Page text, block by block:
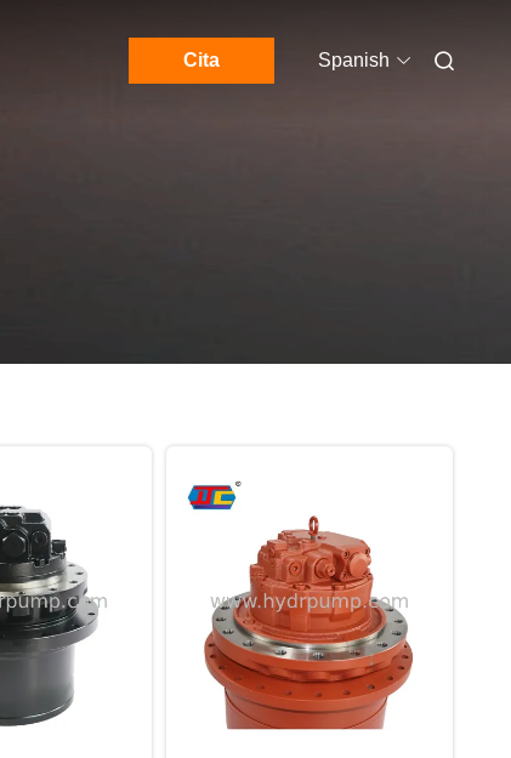
Cita Spanish